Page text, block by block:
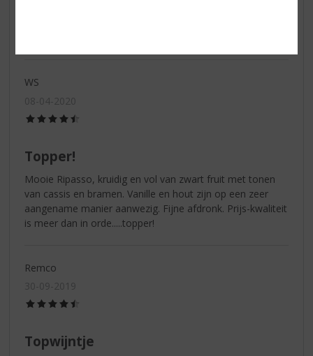
WS
08-04-2020
Topper!
Mooie Ripasso, kruidig en vol van zwart fruit met tonen
van cassis en bramen. Vanille en hout zijn op een zeer
aangename manier aanwezig. Fijne afdronk. Prijs-kwaliteit
is meer dan in orde.....topper!
Remco
30-09-2019
Topwijntje